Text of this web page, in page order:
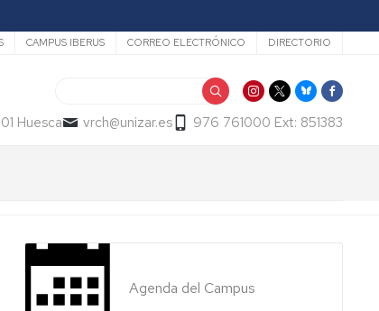
CAMPUS IBERUS CORREO ELECTRÓNICO DIRECTORIO
Huesca vrch@unizar.es 976 761000 Ext: 851383
Agenda del Campus